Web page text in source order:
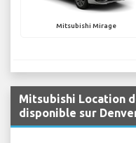
Mitsubishi Mirage
Mitsubishi Location
disponible sur